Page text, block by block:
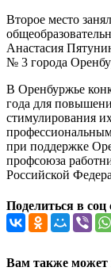
Второе место
Анастасия
№ 3 города
В Оренбуржье
года для
стимулирования
при поддержке
профсоюза
Российской
Поделиться в соц
Вам также может